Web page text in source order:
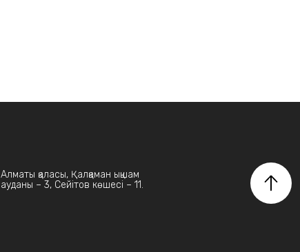
Алматы қаласы, Қалқаман ықшам
ауданы – 3, Сейітов көшесі – 11.